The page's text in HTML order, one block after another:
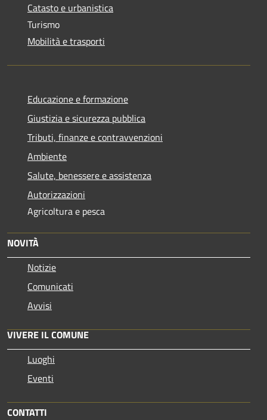
Catasto e urbanistica
Turismo
Mobilità e trasporti
Educazione e formazione
Giustizia e sicurezza pubblica
Tributi, finanze e contravvenzioni
Ambiente
Salute, benessere e assistenza
Autorizzazioni
Agricoltura e pesca
NOVITÀ
Notizie
Comunicati
Avvisi
VIVERE IL COMUNE
Luoghi
Eventi
CONTATTI